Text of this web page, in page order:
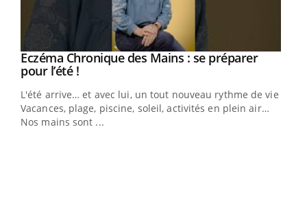
Youtube
Eczéma Chronique des Mains : se préparer
pour l’été !Youtube
L'été arrive… et avec lui, un tout nouveau rythme de vie !
Vacances, plage, piscine, soleil, activités en plein air…
Nos mains sont ...